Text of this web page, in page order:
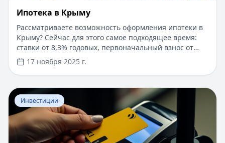
Ипотека в Крыму
Рассматриваете возможность оформления ипотеки в
Крыму? Сейчас для этого самое подходящее время:
ставки от 8,3% годовых, первоначальный взнос от
15%, срок рассмотрения заявки — от 1 дня. Доступны
программы господдержки с пониженной ставкой от
6%. Одобрение без подтверждения дохода справкой
2-НДФЛ, достаточно выписки по счету. Срок
кредитования — до 30 лет.
17 ноября 2025 г.
Перейти к статье: ​Как оформить кредитную карту
Инвестиции